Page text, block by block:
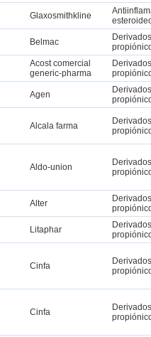
Glaxosmithkline
Belmac
Acost comercial
generic-pharma
Agen
Alcala farma
Aldo-union
Alter
Litaphar
Cinfa
Cinfa